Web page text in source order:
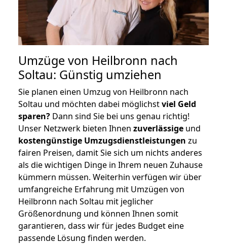
Umzüge von Heilbronn nach
Soltau: Günstig umziehen
Sie planen einen Umzug von Heilbronn nach
Soltau und möchten dabei möglichstviel Geld
sparen? Dann sind Sie bei uns genau richtig!
Unser Netzwerk bieten Ihnen zuverlässige und
kostengünstige Umzugsdienstleistungen zu
fairen Preisen, damit Sie sich um nichts anderes
als die wichtigen Dinge in Ihrem neuen Zuhause
kümmern müssen. Weiterhin verfügen wir über
umfangreiche Erfahrung mit Umzügen von
Heilbronn nach Soltau mit jeglicher
Größenordnung und können Ihnen somit
garantieren, dass wir für jedes Budget eine
passende Lösung finden werden.